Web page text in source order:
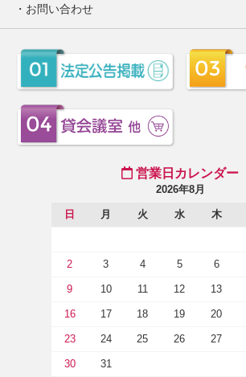
お問い合わせ
営業日カレンダー
2026年8月
日 月 火 水 木
2 3 4 5 6
9 10 11 12 13
16 17 18 19 20
23 24 25 26 27
30 31